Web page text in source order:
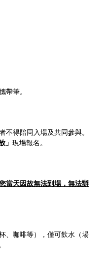
帶筆。
不得陪同入場及共同參與。
」現場報名。
當天因故無法到場，無法辦
、咖啡等），僅可飲水（場